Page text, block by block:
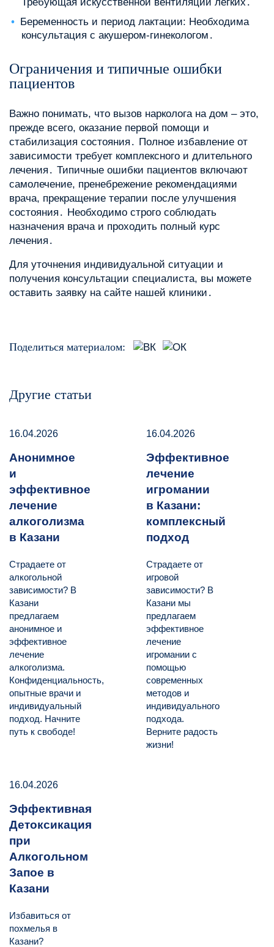
Беременность и период лактации: Необходима
консультация с акушером-гинекологом․
Ограничения и типичные ошибки
пациентов
Важно понимать, что вызов нарколога на дом – это,
прежде всего, оказание первой помощи и
стабилизация состояния․ Полное избавление от
зависимости требует комплексного и длительного
лечения․ Типичные ошибки пациентов включают
самолечение, пренебрежение рекомендациями
врача, прекращение терапии после улучшения
состояния․ Необходимо строго соблюдать
назначения врача и проходить полный курс
лечения․
Для уточнения индивидуальной ситуации и
получения консультации специалиста, вы можете
оставить заявку на сайте нашей клиники․
Поделиться материалом:
Другие статьи
16.04.2026
Анонимное
и
эффективное
лечение
алкоголизма
в Казани
Страдаете от
алкогольной
зависимости? В
Казани
предлагаем
анонимное и
эффективное
лечение
алкоголизма.
Конфиденциальность,
опытные врачи и
индивидуальный
подход. Начните
путь к свободе!
16.04.2026
Эффективное
лечение
игромании
в Казани:
комплексный
подход
Страдаете от
игровой
зависимости? В
Казани мы
предлагаем
эффективное
лечение
игромании с
помощью
современных
методов и
индивидуального
подхода.
Верните радость
жизни!
16.04.2026
Эффективная
Детоксикация
при
Алкогольном
Запое в
Казани
Избавиться от
похмелья в
Казани?